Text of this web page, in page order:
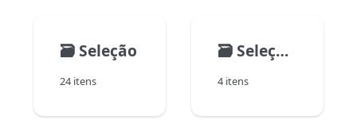
🗃️ Seleção
24 itens
🗃️Seleções temporárias
4 itens